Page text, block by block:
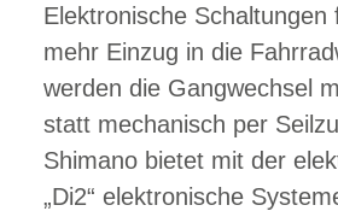
Elektronische Schaltungen
mehr Einzug in die
werden die Gangwechsel
statt mechanisch per
Shimano bietet mit der
„Di2“ elektronische